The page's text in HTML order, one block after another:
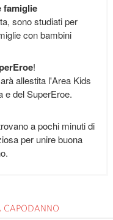
famiglie
sono studiati per
con bambini
!
allestita l'Area Kids
e del SuperEroe.
a pochi minuti di
per unire buona
CAPODANNO